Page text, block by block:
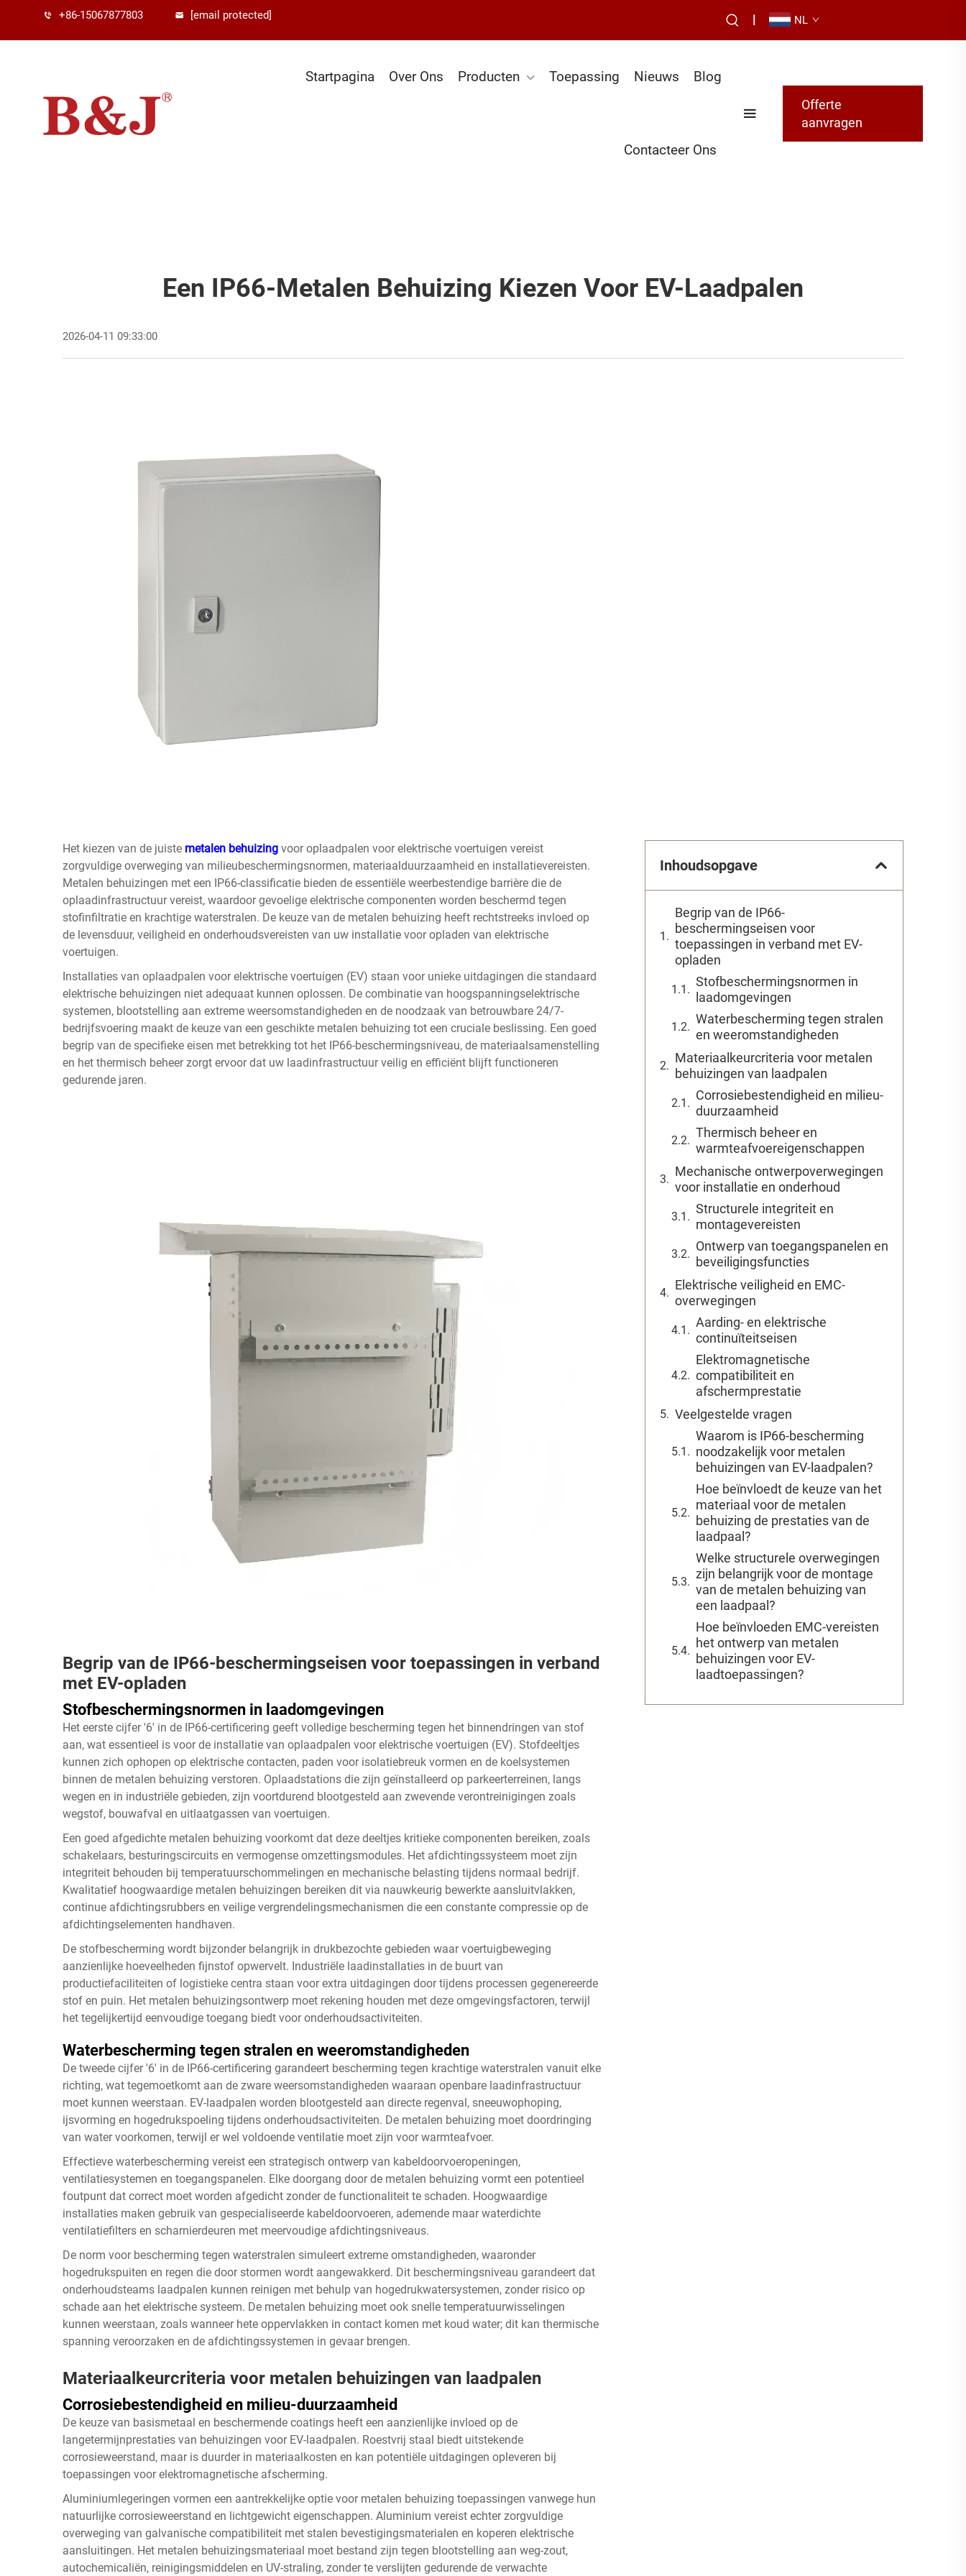
+86-15067877803 [email protected] | NL
Startpagina Over Ons Producten Toepassing Nieuws Blog
Contacteer Ons
Offerte
aanvragen
Een IP66-Metalen Behuizing Kiezen Voor EV-Laadpalen
2026-04-11 09:33:00
Het kiezen van de juiste metalen behuizing voor oplaadpalen voor elektrische voertuigen vereist
zorgvuldige overweging van milieubeschermingsnormen, materiaalduurzaamheid en installatievereisten.
Metalen behuizingen met een IP66-classificatie bieden de essentiële weerbestendige barrière die de
oplaadinfrastructuur vereist, waardoor gevoelige elektrische componenten worden beschermd tegen
stofinfiltratie en krachtige waterstralen. De keuze van de metalen behuizing heeft rechtstreeks invloed op
de levensduur, veiligheid en onderhoudsvereisten van uw installatie voor opladen van elektrische
voertuigen.
Installaties van oplaadpalen voor elektrische voertuigen (EV) staan voor unieke uitdagingen die standaard
elektrische behuizingen niet adequaat kunnen oplossen. De combinatie van hoogspanningselektrische
systemen, blootstelling aan extreme weersomstandigheden en de noodzaak van betrouwbare 24/7-
bedrijfsvoering maakt de keuze van een geschikte metalen behuizing tot een cruciale beslissing. Een goed
begrip van de specifieke eisen met betrekking tot het IP66-beschermingsniveau, de materiaalsamenstelling
en het thermisch beheer zorgt ervoor dat uw laadinfrastructuur veilig en efficiënt blijft functioneren
gedurende jaren.
Begrip van de IP66-beschermingseisen voor toepassingen in verband
met EV-opladen
Stofbeschermingsnormen in laadomgevingen
Het eerste cijfer '6' in de IP66-certificering geeft volledige bescherming tegen het binnendringen van stof
aan, wat essentieel is voor de installatie van oplaadpalen voor elektrische voertuigen (EV). Stofdeeltjes
kunnen zich ophopen op elektrische contacten, paden voor isolatiebreuk vormen en de koelsystemen
binnen de metalen behuizing verstoren. Oplaadstations die zijn geïnstalleerd op parkeerterreinen, langs
wegen en in industriële gebieden, zijn voortdurend blootgesteld aan zwevende verontreinigingen zoals
wegstof, bouwafval en uitlaatgassen van voertuigen.
Een goed afgedichte metalen behuizing voorkomt dat deze deeltjes kritieke componenten bereiken, zoals
schakelaars, besturingscircuits en vermogense omzettingsmodules. Het afdichtingssysteem moet zijn
integriteit behouden bij temperatuurschommelingen en mechanische belasting tijdens normaal bedrijf.
Kwalitatief hoogwaardige metalen behuizingen bereiken dit via nauwkeurig bewerkte aansluitvlakken,
continue afdichtingsrubbers en veilige vergrendelingsmechanismen die een constante compressie op de
afdichtingselementen handhaven.
De stofbescherming wordt bijzonder belangrijk in drukbezochte gebieden waar voertuigbeweging
aanzienlijke hoeveelheden fijnstof opwervelt. Industriële laadinstallaties in de buurt van
productiefaciliteiten of logistieke centra staan voor extra uitdagingen door tijdens processen gegenereerde
stof en puin. Het metalen behuizingsontwerp moet rekening houden met deze omgevingsfactoren, terwijl
het tegelijkertijd eenvoudige toegang biedt voor onderhoudsactiviteiten.
Waterbescherming tegen stralen en weeromstandigheden
De tweede cijfer '6' in de IP66-certificering garandeert bescherming tegen krachtige waterstralen vanuit elke
richting, wat tegemoetkomt aan de zware weersomstandigheden waaraan openbare laadinfrastructuur
moet kunnen weerstaan. EV-laadpalen worden blootgesteld aan directe regenval, sneeuwophoping,
ijsvorming en hogedrukspoeling tijdens onderhoudsactiviteiten. De metalen behuizing moet doordringing
van water voorkomen, terwijl er wel voldoende ventilatie moet zijn voor warmteafvoer.
Effectieve waterbescherming vereist een strategisch ontwerp van kabeldoorvoeropeningen,
ventilatiesystemen en toegangspanelen. Elke doorgang door de metalen behuizing vormt een potentieel
foutpunt dat correct moet worden afgedicht zonder de functionaliteit te schaden. Hoogwaardige
installaties maken gebruik van gespecialiseerde kabeldoorvoeren, ademende maar waterdichte
ventilatiefilters en scharnierdeuren met meervoudige afdichtingsniveaus.
De norm voor bescherming tegen waterstralen simuleert extreme omstandigheden, waaronder
hogedrukspuiten en regen die door stormen wordt aangewakkerd. Dit beschermingsniveau garandeert dat
onderhoudsteams laadpalen kunnen reinigen met behulp van hogedrukwatersystemen, zonder risico op
schade aan het elektrische systeem. De metalen behuizing moet ook snelle temperatuurwisselingen
kunnen weerstaan, zoals wanneer hete oppervlakken in contact komen met koud water; dit kan thermische
spanning veroorzaken en de afdichtingssystemen in gevaar brengen.
Materiaalkeurcriteria voor metalen behuizingen van laadpalen
Corrosiebestendigheid en milieu-duurzaamheid
De keuze van basismetaal en beschermende coatings heeft een aanzienlijke invloed op de
langetermijnprestaties van behuizingen voor EV-laadpalen. Roestvrij staal biedt uitstekende
corrosieweerstand, maar is duurder in materiaalkosten en kan potentiële uitdagingen opleveren bij
toepassingen voor elektromagnetische afscherming.
Aluminiumlegeringen vormen een aantrekkelijke optie voor metalen behuizing toepassingen vanwege hun
natuurlijke corrosieweerstand en lichtgewicht eigenschappen. Aluminium vereist echter zorgvuldige
overweging van galvanische compatibiliteit met stalen bevestigingsmaterialen en koperen elektrische
aansluitingen. Het metalen behuizingsmateriaal moet bestand zijn tegen blootstelling aan weg-zout,
autochemicaliën, reinigingsmiddelen en UV-straling, zonder te verslijten gedurende de verwachte
Inhoudsopgave
Begrip van de IP66-
beschermingseisen voor
toepassingen in verband met EV-
opladen
Stofbeschermingsnormen in
laadomgevingen
Waterbescherming tegen stralen
en weeromstandigheden
Materiaalkeurcriteria voor metalen
behuizingen van laadpalen
Corrosiebestendigheid en milieu-
duurzaamheid
Thermisch beheer en
warmteafvoereigenschappen
Mechanische ontwerpoverwegingen
voor installatie en onderhoud
Structurele integriteit en
montagevereisten
Ontwerp van toegangspanelen en
beveiligingsfuncties
Elektrische veiligheid en EMC-
overwegingen
Aarding- en elektrische
continuïteitseisen
Elektromagnetische
compatibiliteit en
afschermprestatie
Veelgestelde vragen
Waarom is IP66-bescherming
noodzakelijk voor metalen
behuizingen van EV-laadpalen?
Hoe beïnvloedt de keuze van het
materiaal voor de metalen
behuizing de prestaties van de
laadpaal?
Welke structurele overwegingen
zijn belangrijk voor de montage
van de metalen behuizing van
een laadpaal?
Hoe beïnvloeden EMC-vereisten
het ontwerp van metalen
behuizingen voor EV-
laadtoepassingen?